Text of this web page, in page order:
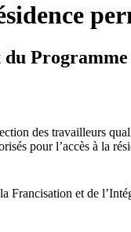
des travailleurs
pour l’accès à la
Francisation et de